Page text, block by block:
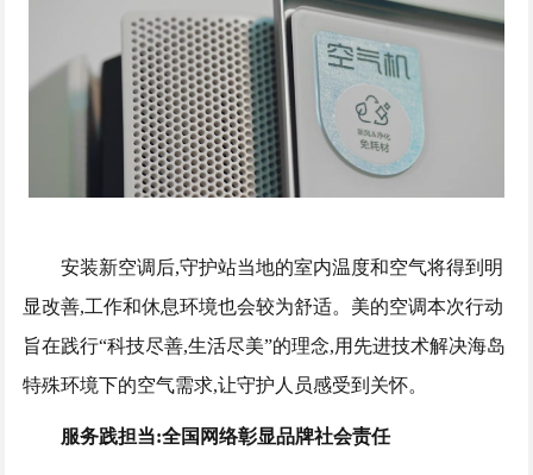
安装新空调后,守护站当地的室内温度和空气将得到明
显改善,工作和休息环境也会较为舒适。美的空调本次行动
旨在践行“科技尽善,生活尽美”的理念,用先进技术解决海岛
特殊环境下的空气需求,让守护人员感受到关怀。
服务践担当:全国网络彰显品牌社会责任